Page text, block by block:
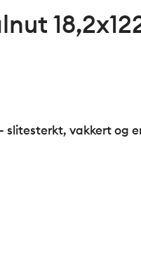
slitesterkt, vakkert og